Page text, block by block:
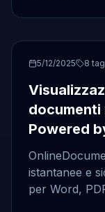
Online Viewer
5/12/2025 8
Powered
istantanee e
per Word,